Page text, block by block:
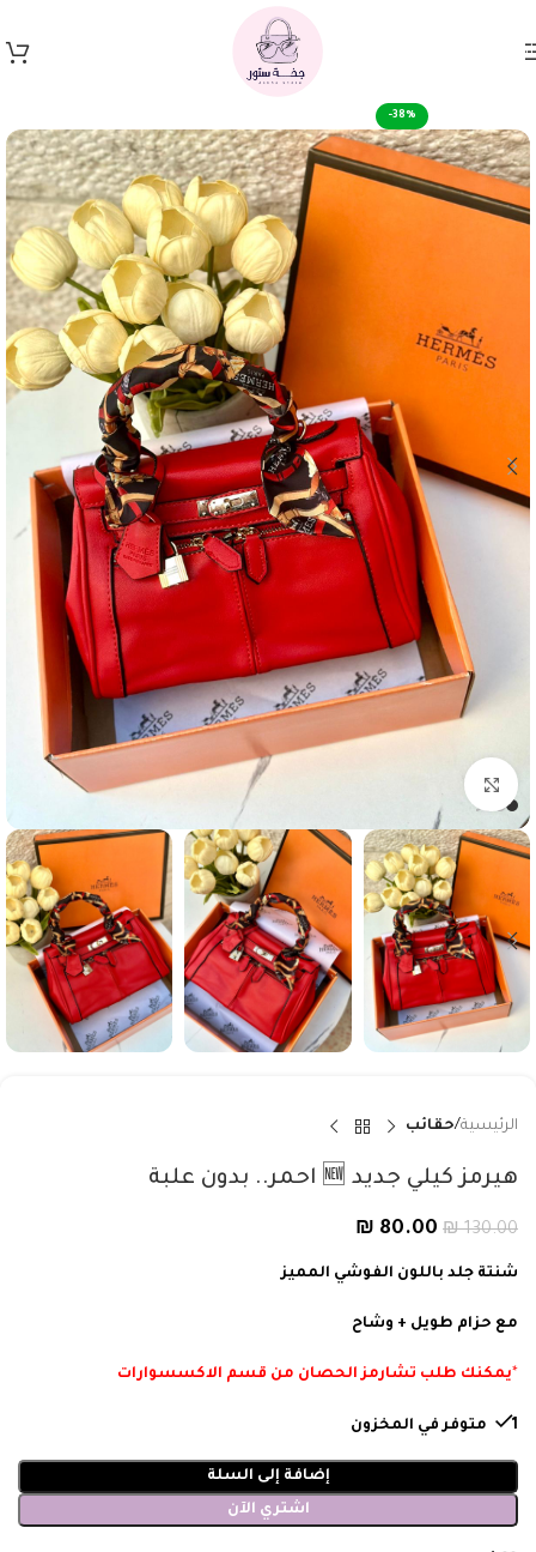
Skip to main content
-38%
الرئيسية حقائب
هيرمز كيلي جديد 🆕 احمر.. بدون علبة
₪130.00
₪ 80.00
شنتة جلد باللون الفوشي المميز
مع حزام طويل + وشاح
*يمكنك طلب تشارمز الحصان من قسم الاكسسوارات
1 متوفر في المخزون
إضافة إلى السلة
اشتري الآن